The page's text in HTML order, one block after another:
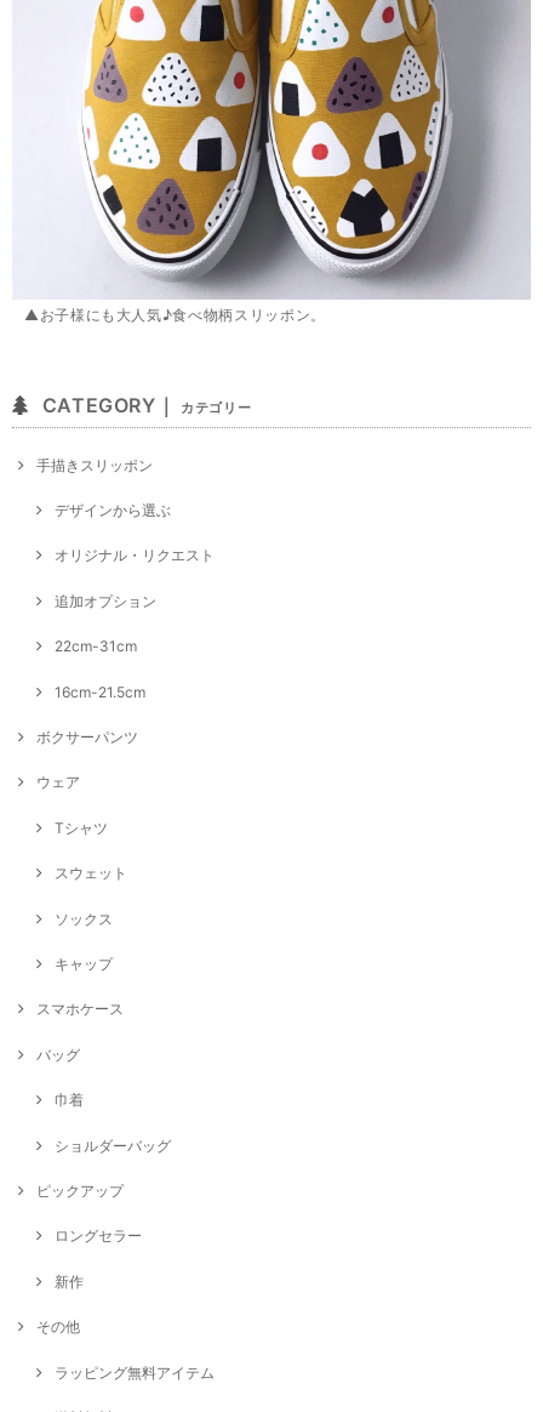
▲お子様にも大人気♪食べ物柄スリッポン。
CATEGORY｜ カテゴリー
手描きスリッポン
デザインから選ぶ
オリジナル・リクエスト
追加オプション
22cm-31cm
16cm-21.5cm
ボクサーパンツ
ウェア
Tシャツ
スウェット
ソックス
キャップ
スマホケース
バッグ
巾着
ショルダーバッグ
ピックアップ
ロングセラー
新作
その他
ラッピング無料アイテム